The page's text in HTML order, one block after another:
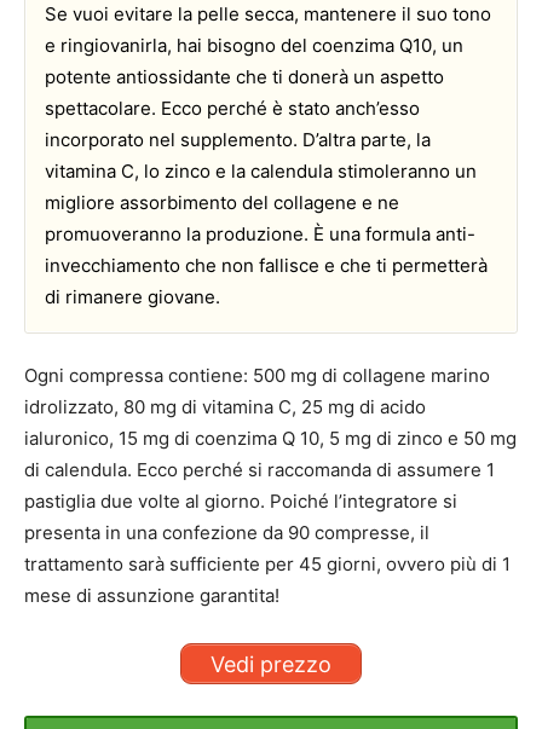
Se vuoi evitare la pelle secca, mantenere il suo tono
e ringiovanirla, hai bisogno del coenzima Q10, un
potente antiossidante che ti donerà un aspetto
spettacolare. Ecco perché è stato anch’esso
incorporato nel supplemento. D’altra parte, la
vitamina C, lo zinco e la calendula stimoleranno un
migliore assorbimento del collagene e ne
promuoveranno la produzione. È una formula anti-
invecchiamento che non fallisce e che ti permetterà
di rimanere giovane.
Ogni compressa contiene: 500 mg di collagene marino
idrolizzato, 80 mg di vitamina C, 25 mg di acido
ialuronico, 15 mg di coenzima Q 10, 5 mg di zinco e 50 mg
di calendula. Ecco perché si raccomanda di assumere 1
pastiglia due volte al giorno. Poiché l’integratore si
presenta in una confezione da 90 compresse, il
trattamento sarà sufficiente per 45 giorni, ovvero più di 1
mese di assunzione garantita!
Vedi prezzo